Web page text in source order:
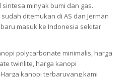
minyak bumi dan gas.
ditemukan di AS dan Jerman
masuk ke Indonesia sekitar
polycarbonate minimalis, harga
twinlite, harga kanopi
kanopi terbaruyang kami